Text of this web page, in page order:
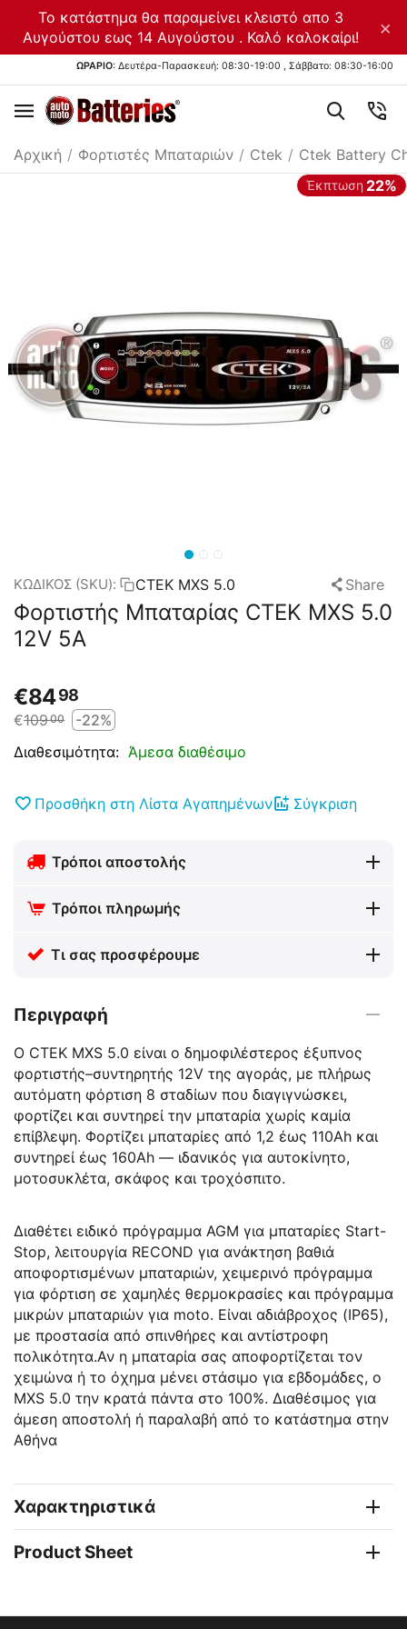
Το κατάστημα θα παραμείνει κλειστό απο 3
Αυγούστου εως 14 Αυγούστου . Καλό καλοκαίρι!
×
ΩΡΑΡΙΟ: Δευτέρα-Παρασκευή: 08:30-19:00 , Σάββατο: 08:30-16:00
Αρχική / Φορτιστές Μπαταριών / Ctek / Ctek Battery
Έκπτωση 22%
ΚΩΔΙΚΟΣ (SKU): CTEK MXS 5.0 Share
Φορτιστής Μπαταρίας CTEK MXS 5.0
12V 5A
€8498
€10900
-22%
Διαθεσιμότητα: Άμεσα διαθέσιμο
Προσθήκη στη Λίστα Αγαπημένων Σύγκριση
Τρόποι αποστολής
Τρόποι πληρωμής
Τι σας προσφέρουμε
Περιγραφή
Ο CTEK MXS 5.0 είναι ο δημοφιλέστερος έξυπνος
φορτιστής–συντηρητής 12V της αγοράς, με πλήρως
αυτόματη φόρτιση 8 σταδίων που διαγιγνώσκει,
φορτίζει και συντηρεί την μπαταρία χωρίς καμία
επίβλεψη. Φορτίζει μπαταρίες από 1,2 έως 110Ah και
συντηρεί έως 160Ah — ιδανικός για αυτοκίνητο,
μοτοσυκλέτα, σκάφος και τροχόσπιτο.
Διαθέτει ειδικό πρόγραμμα AGM για μπαταρίες Start-
Stop, λειτουργία RECOND για ανάκτηση βαθιά
αποφορτισμένων μπαταριών, χειμερινό πρόγραμμα
για φόρτιση σε χαμηλές θερμοκρασίες και πρόγραμμα
μικρών μπαταριών για moto. Είναι αδιάβροχος (IP65),
με προστασία από σπινθήρες και αντίστροφη
πολικότητα.Αν η μπαταρία σας αποφορτίζεται τον
χειμώνα ή το όχημα μένει στάσιμο για εβδομάδες, ο
MXS 5.0 την κρατά πάντα στο 100%. Διαθέσιμος για
άμεση αποστολή ή παραλαβή από το κατάστημα στην
Αθήνα
Χαρακτηριστικά
Product Sheet